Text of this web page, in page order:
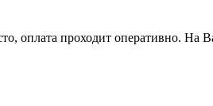
оплата проходит оперативно. На